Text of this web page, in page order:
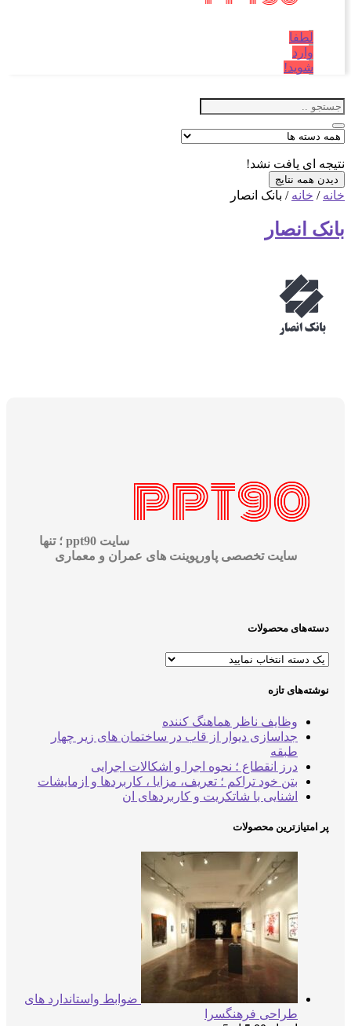
لطفا
وارد
شوید!
نتیجه ای یافت نشد!
دیدن همه نتایج
خانه / خانه / بانک انصار
بانک انصار
سایت ppt90 ؛ تنها
سایت تخصصی پاورپوینت های عمران و معماری
دسته‌های محصولات
نوشته‌های تازه
وظایف ناظر هماهنگ کننده
جداسازی دیوار از قاب در ساختمان های زیر چهار
طبقه
درز انقطاع ؛ نحوه اجرا و اشکالات اجرایی
بتن خود تراکم ؛ تعریف، مزایا ، کاربردها و ازمایشات
اشنایی با شاتکریت و کاربردهای ان
پر امتیازترین محصولات
ضوابط واستاندارد های
طراحی فرهنگسرا